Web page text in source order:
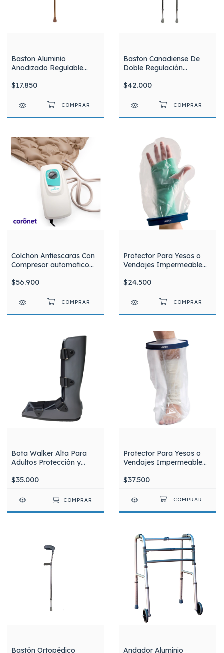
Baston Aluminio
Anodizado Regulable
$17.850
Baston Canadiense De
Doble Regulación
Unidades
$42.000
Colchon Antiescaras Con
Compresor automatico
$56.900
Protector Para Yesos o
Vendajes Impermeable
Niño / Adolesente ASPEN
$24.500
Bota Walker Alta Para
Adultos Protección y
Recuperación
$35.000
COMPRAR
Protector Para Yesos o
Vendajes Impermeable
ASPEN PI230
$37.500
Bastón Ortopédico Andador Aluminio